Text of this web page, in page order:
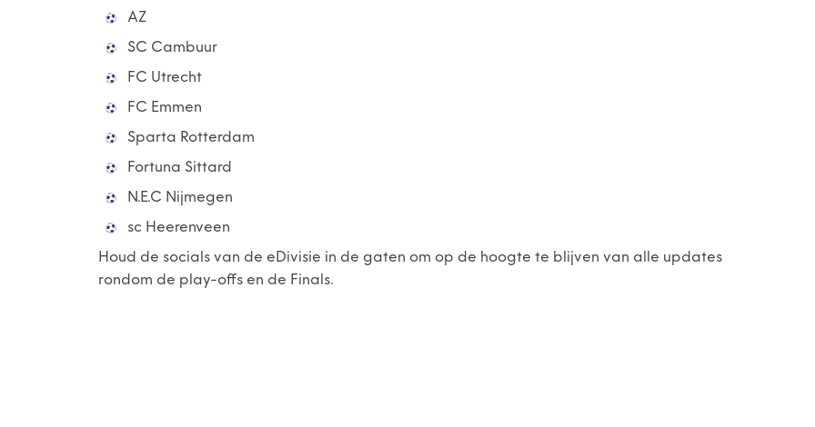
AZ
SC Cambuur
FC Utrecht
FC Emmen
Sparta Rotterdam
Fortuna Sittard
N.E.C Nijmegen
sc Heerenveen
Houd de socials van de eDivisie in de gaten om op de hoogte te blijven van alle updates
rondom de play-offs en de Finals.